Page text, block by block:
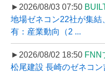
►2026/08/03 07:50
地場ゼネコン22社が集
有：産業動向（2 ...
►2026/08/02 18:50 FNN
松尾建設 長崎のゼネコ